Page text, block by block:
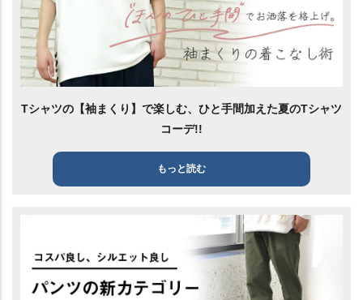
Tシャツの【袖まくり】で楽しむ、ひと手間加えた夏のTシャツ
コーデ!!
もっと読む